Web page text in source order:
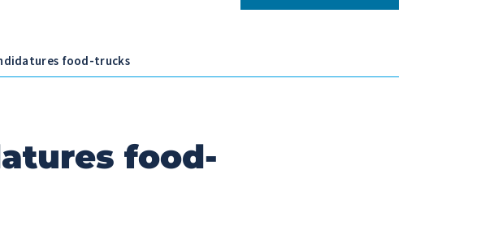
food-trucks
food-